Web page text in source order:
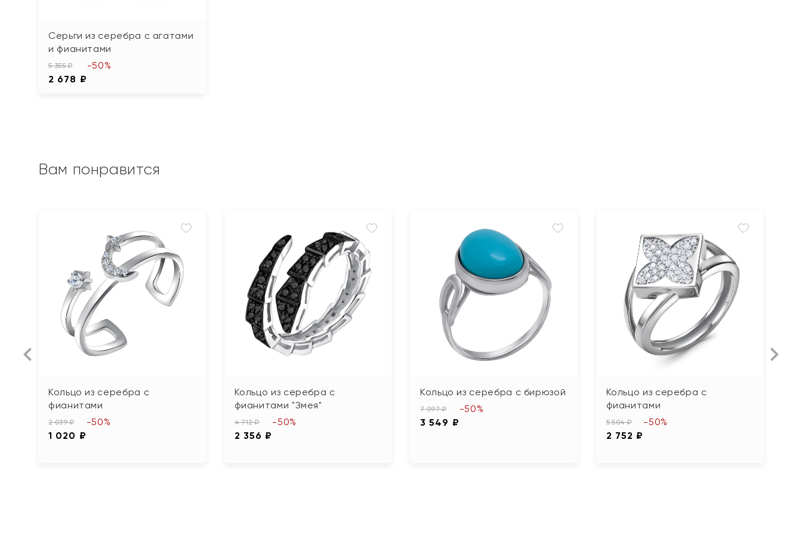
Серьги из серебра с агатами
и фианитами
5 355 ₽
2 678 ₽
-50%
Вам понравится
Кольцо из серебра с
фианитами
2 039 ₽
1 020 ₽
-50%
Кольцо из серебра с
фианитами "Змея"
4 712 ₽
2 356 ₽
-50%
Кольцо из серебра с бирюзой
7 097 ₽
3 549 ₽
-50%
Кольцо из серебра с
фианитами
5 504 ₽
2 752 ₽
-50%